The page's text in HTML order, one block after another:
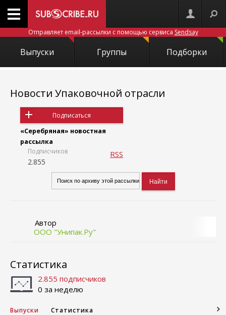
Отправляет email-рассылки с помощью сервиса Sendsay
Выпуски Группы Подборки
Новости Упаковочной отрасли
Подписаться
«Серебряная» новостная
рассылка
Подписчиков
2.855
RSS
Автор
ООО "Унипак.Ру"
Статистика
2.855 подписчиков
0 за неделю
Выпуски Статистика